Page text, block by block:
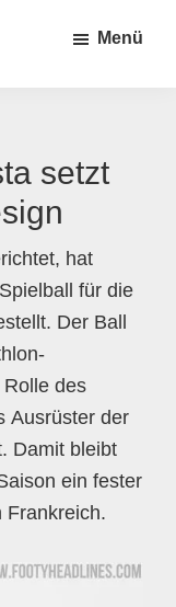
Menü
setzt
hat
für die
Der Ball
des
Ausrüster der
Damit bleibt
ein fester
Frankreich.